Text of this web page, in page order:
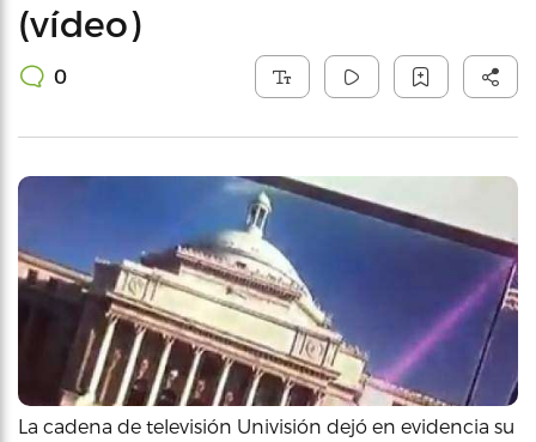
(vídeo)
0
La cadena de televisión Univisión dejó en evidencia su